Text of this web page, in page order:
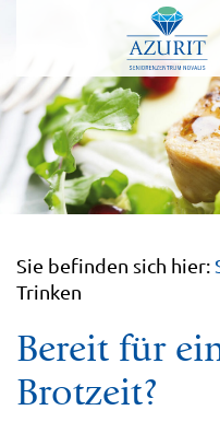
I
n
H
a
Sie befinden sich hier:
Trinken
Bereit für
Brotzeit?